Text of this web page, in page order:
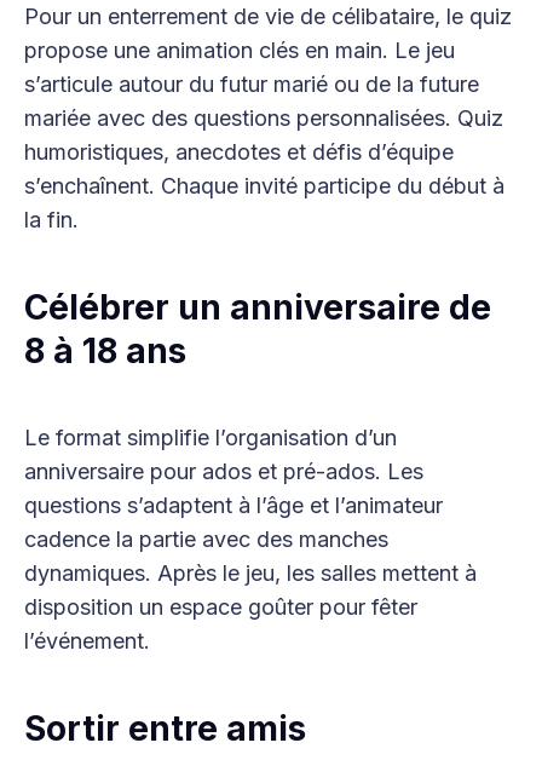
Pour un enterrement de vie de célibataire, le quiz
propose une animation clés en main. Le jeu
s’articule autour du futur marié ou de la future
mariée avec des questions personnalisées. Quiz
humoristiques, anecdotes et défis d’équipe
s’enchaînent. Chaque invité participe du début à
la fin.
Célébrer un anniversaire de
8 à 18 ans
Le format simplifie l’organisation d’un
anniversaire pour ados et pré-ados. Les
questions s’adaptent à l’âge et l’animateur
cadence la partie avec des manches
dynamiques. Après le jeu, les salles mettent à
disposition un espace goûter pour fêter
l’événement.
Sortir entre amis